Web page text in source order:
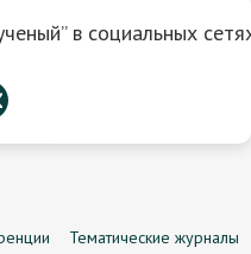
в социальных
Тематические журналы